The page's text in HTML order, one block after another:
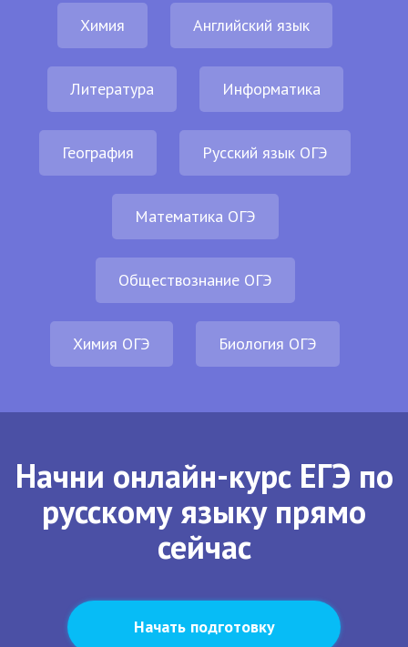
Химия Английский язык
Литература Информатика
География Русский язык ОГЭ
Математика ОГЭ
Обществознание ОГЭ
Химия ОГЭ Биология ОГЭ
Начни онлайн-курс ЕГЭ по
русскому языку прямо
сейчас
Начать подготовку